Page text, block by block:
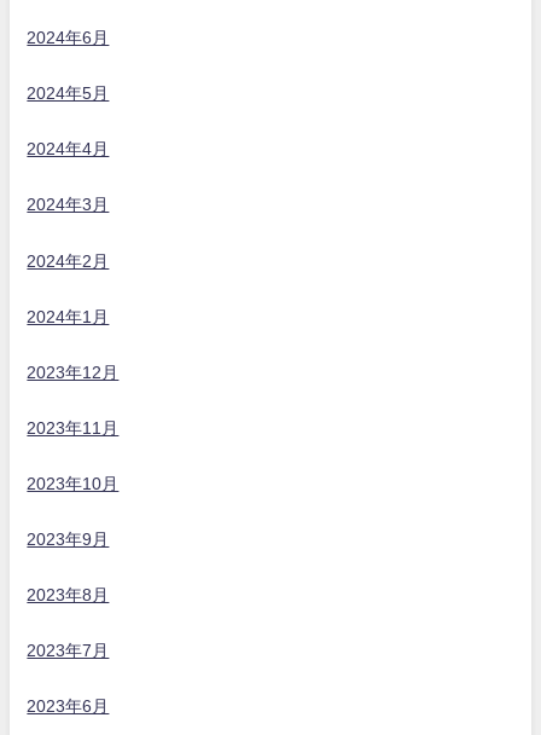
2024年6月
2024年5月
2024年4月
2024年3月
2024年2月
2024年1月
2023年12月
2023年11月
2023年10月
2023年9月
2023年8月
2023年7月
2023年6月